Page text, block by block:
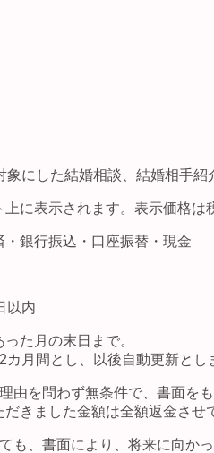
にした結婚相談、結婚相手紹
に表示されます。表示価格は
銀行振込・口座振替・現金
以内
た月の末日まで。
月間とし、以後自動更新とし
由を問わず無条件で、書面を
きました金額は全額返金させ
も、書面により、将来に向か